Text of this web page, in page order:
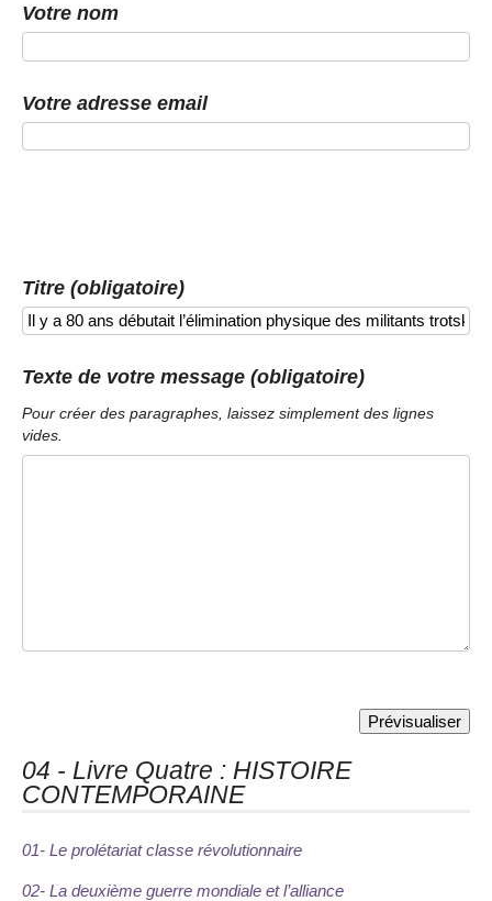
Votre nom
Votre adresse email
Titre (obligatoire)
Texte de votre message (obligatoire)
Pour créer des paragraphes, laissez simplement des lignes
vides.
04 - Livre Quatre : HISTOIRE
CONTEMPORAINE
01- Le prolétariat classe révolutionnaire
02- La deuxième guerre mondiale et l’alliance